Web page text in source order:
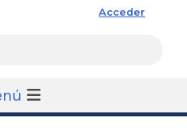
Acceder